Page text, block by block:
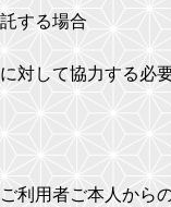
する場合
対して協力する必
利用者ご本人から